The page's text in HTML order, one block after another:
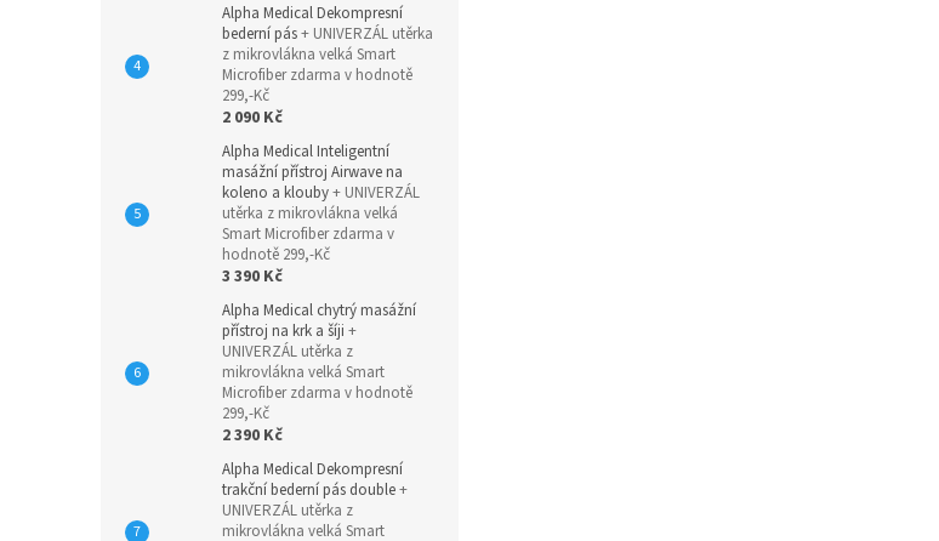
Alpha Medical Dekompresní
bederní pás+ UNIVERZÁL utěrka
z mikrovlákna velká Smart
Microfiber zdarma v hodnotě
299,-Kč
2 090 Kč
Alpha Medical Inteligentní
masážní přístroj Airwave na
koleno a klouby+ UNIVERZÁL
utěrka z mikrovlákna velká
Smart Microfiber zdarma v
hodnotě 299,-Kč
3 390 Kč
Alpha Medical chytrý masážní
přístroj na krk a šíji +
UNIVERZÁL utěrka z
mikrovlákna velká Smart
Microfiber zdarma v hodnotě
299,-Kč
2 390 Kč
Alpha Medical Dekompresní
trakční bederní pás double+
UNIVERZÁL utěrka z
mikrovlákna velká Smart